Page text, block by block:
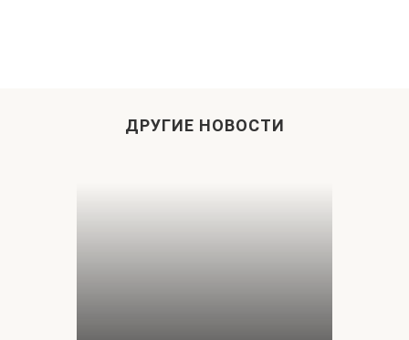
ДРУГИЕ НОВОСТИ